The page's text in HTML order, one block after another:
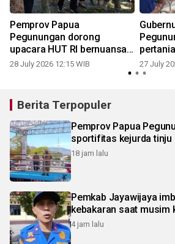
Pemprov Papua
Pegunungan dorong
upacara HUT RI bernuansa
budaya
28 July 2026 12:15 WIB 27 July
Berita Terpopuler
Pemprov Papua
sportifitas kejurda tinju
18 jam lalu
Pemkab Jayawijaya
kebakaran saat musim
4 jam lalu